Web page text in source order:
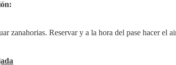
zanahorias. Reservar y a la hora del pase hacer el